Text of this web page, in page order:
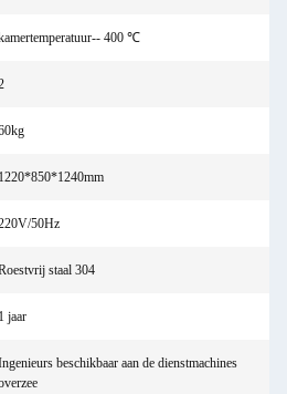
400 ℃
1220*850*1240mm
50Hz
staal 304
1 jaar
beschikbaar aan de dienstmachines